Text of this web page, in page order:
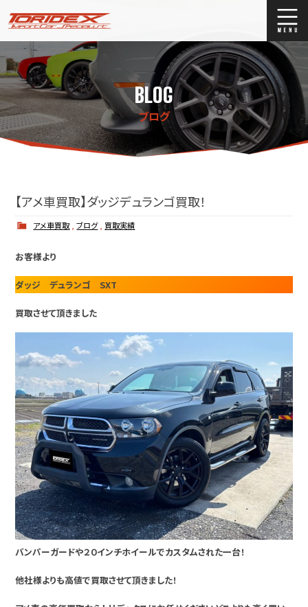
ブログ
Stock list
ストックリスト
買取
BLOG
ブログ
【アメ車買取】ダッジデュランゴ買取！
アメ車買取 ,ブログ, 買取実績
お客様より
ダッジ デュランゴ SXT
買取させて頂きました
バンパーガードや２０インチホイールでカスタムされた一台！
他社様よりも高値で買取させて頂きました！